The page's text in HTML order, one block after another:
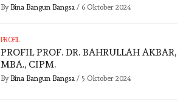
By Bina Bangun Bangsa/ 6 Oktober 2024
PROFIL
PROFIL PROF. DR. BAHRULLAH AKBAR,
MBA., CIPM.
By Bina Bangun Bangsa/ 5 Oktober 2024